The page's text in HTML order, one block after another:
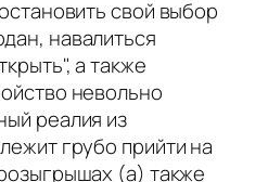
свой выбор
навалиться
а также
невольно
реалия из
грубо прийти на
(а) также